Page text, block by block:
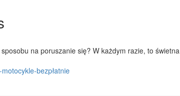
na poruszanie się? W każdym razie, to świetna
bezpłatnie